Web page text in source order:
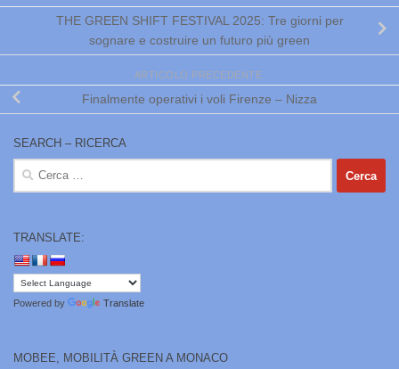
THE GREEN SHIFT FESTIVAL 2025: Tre giorni per
sognare e costruire un futuro più green
ARTICOLO PRECEDENTE
Finalmente operativi i voli Firenze – Nizza
SEARCH – RICERCA
Ricerca
per:
TRANSLATE:
Powered by Translate
MOBEE, MOBILITÀ GREEN A MONACO